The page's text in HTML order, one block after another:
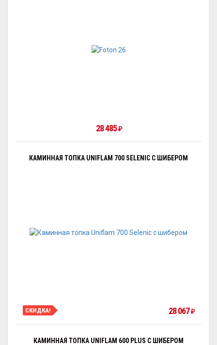
28 485₽
КАМИННАЯ ТОПКА UNIFLAM 700 SELENIC С ШИБЕРОМ
СКИДКА! 28 067₽
КАМИННАЯ ТОПКА UNIFLAM 600 PLUS С ШИБЕРОМ